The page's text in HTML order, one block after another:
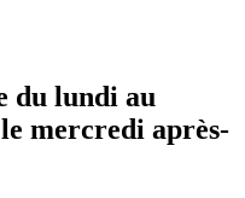
du lundi au
mercredi après-